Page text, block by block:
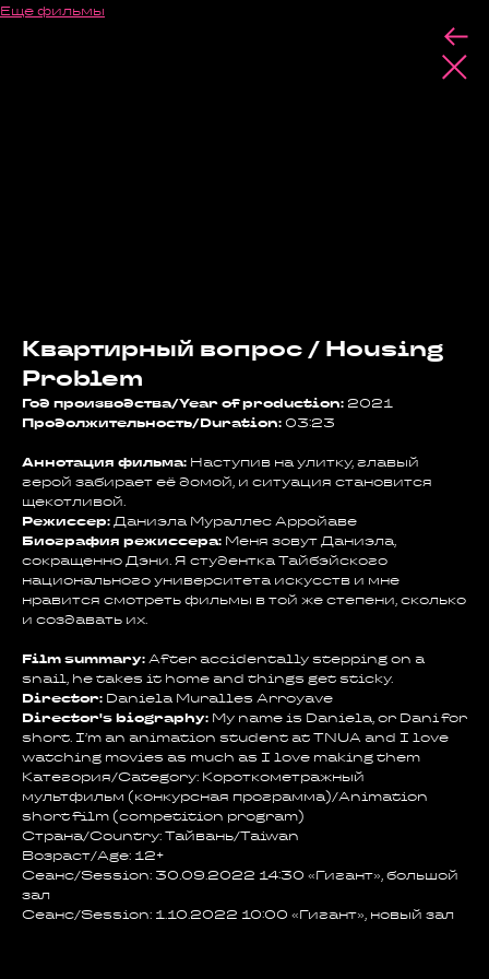
Еще фильмы
Квартирный вопрос / Housing
Problem
Год производства/Year of production: 2021
Продолжительность/Duration: 03:23
Аннотация фильма: Наступив на улитку, главый
герой забирает её домой, и ситуация становится
щекотливой.
Режиссер:Даниэла Мураллес Арройаве
Биография режиссера: Меня зовут Даниэла,
сокращенно Дэни. Я студентка Тайбэйского
национального университета искусств и мне
нравится смотреть фильмы в той же степени, сколько
и создавать их.
Film summary:After accidentally stepping on a
snail, he takes it home and things get sticky.
Director: Daniela Muralles Arroyave
Director's biography: My name is Daniela, or Dani for
short. I’m an animation student at TNUA and I love
watching movies as much as I love making them
Категория/Category: Короткометражный
мультфильм (конкурсная программа)/Animation
short film (competition program)
Страна/Country: Тайвань/Taiwan
Возраст/Age: 12+
Сеанс/Session: 30.09.2022 14:30 «Гигант», большой
зал
Сеанс/Session: 1.10.2022 10:00 «Гигант», новый зал